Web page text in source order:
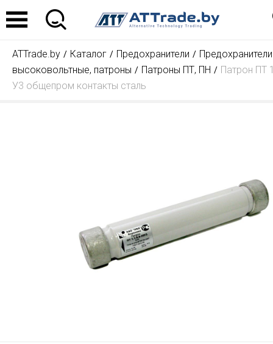
ATTrade.by Каталог Предохранители
Предохранители
высоковольтные, патроны
Патроны ПТ, ПН
Патрон ПТ
У3 общепром контакты сталь